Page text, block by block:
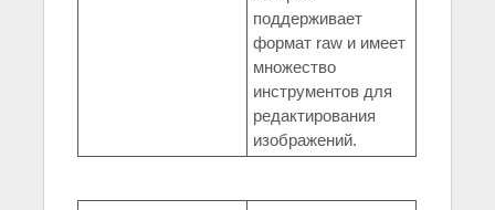
поддерживает
формат raw и имеет
множество
инструментов для
редактирования
изображений.